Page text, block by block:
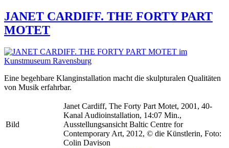
JANET CARDIFF. THE FORTY PART
MOTET
Eine begehbare Klanginstallation macht die skulpturalen Qualitäten
von Musik erfahrbar.
Bild
Janet Cardiff, The Forty Part Motet, 2001, 40-
Kanal Audioinstallation, 14:07 Min.,
Ausstellungsansicht Baltic Centre for
Contemporary Art, 2012, © die Künstlerin, Foto:
Colin Davison